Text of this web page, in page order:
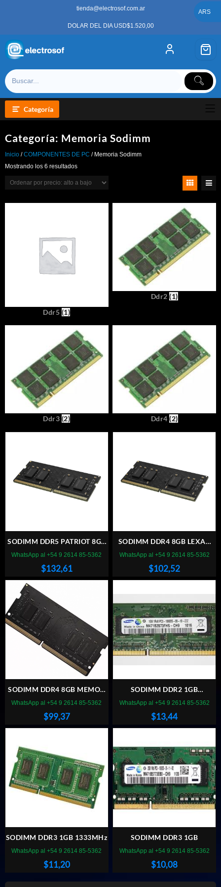
tienda@electrosof.com.ar
DOLAR DEL DIA USD$1.520,00
Categoría
Categoría: Memoria Sodimm
Inicio /COMPONENTES DE PC / Memoria Sodimm
Mostrando los 6 resultadosOrdenado
precio:
alto
Ddr5 (1)
Ddr2(1)
Ddr3 (2) Ddr4(2)
SODIMM DDR5 PATRIOT 8GB
5600MHZ
$132,61
WhatsApp al +54 9 2614 85-5362
SODIMM DDR4 8GB LEXAR
3200MHZ
$102,52
WhatsApp al +54 9 2614 85-5362
SODIMM DDR4 8GB MEMOX
3200MHZ (BULK)
$99,37
WhatsApp al +54 9 2614 85-5362
SODIMM DDR2 1GB
SAMSUNG
$13,44
WhatsApp al +54 9 2614 85-5362
SODIMM DDR3 1GB 1333MHz
$11,20
WhatsApp al +54 9 2614 85-5362
SODIMM DDR3 1GB
$10,08
WhatsApp al +54 9 2614 85-5362
ARS